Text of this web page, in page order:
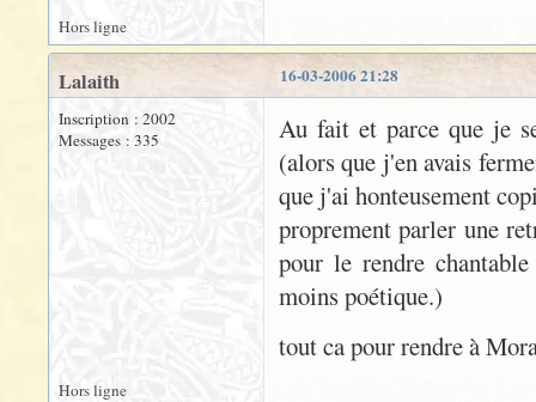
Hors ligne
16-03-2006 21:28
Lalaith
Inscription : 2002
Messages : 335
Au fait et parce que je
(alors que j'en avais
que j'ai honteusement
proprement parler une
pour le rendre
moins poétique.)
tout ca pour rendre à
Hors ligne